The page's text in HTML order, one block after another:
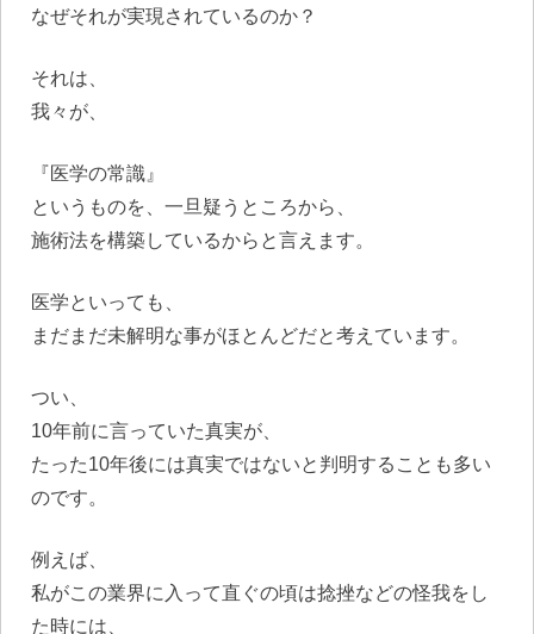
なぜそれが実現されているのか？
それは、
我々が、
『医学の常識』
というものを、一旦疑うところから、
施術法を構築しているからと言えます。
医学といっても、
まだまだ未解明な事がほとんどだと考えています。
つい、
10年前に言っていた真実が、
たった10年後には真実ではないと判明することも多い
のです。
例えば、
私がこの業界に入って直ぐの頃は捻挫などの怪我をし
た時には、